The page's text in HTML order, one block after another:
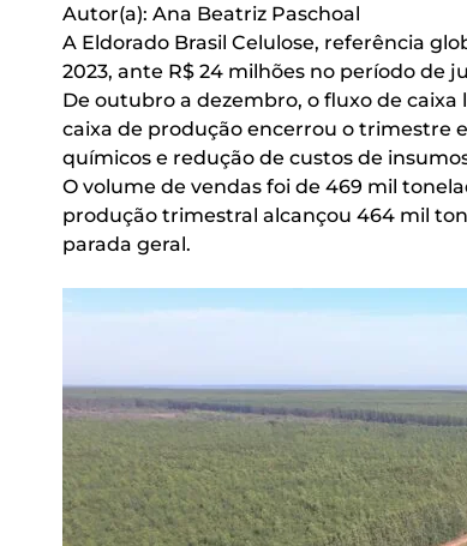
Autor(a): Ana Beatriz Paschoal
A Eldorado Brasil Celulose, referência
2023, ante R$ 24 milhões no período de
De outubro a dezembro, o fluxo de caixa
caixa de produção encerrou o trimestre
químicos e redução de custos de
O volume de vendas foi de 469 mil
produção trimestral alcançou 464 mil
parada geral.